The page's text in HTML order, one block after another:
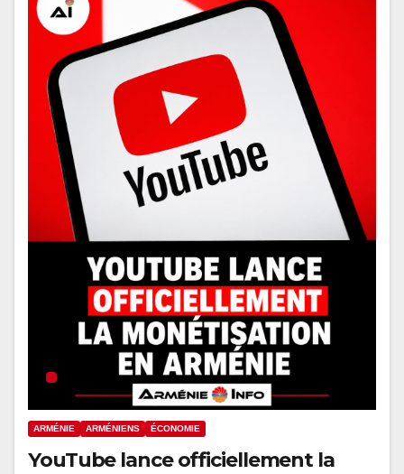
ARMÉNIE ARMÉNIENS ÉCONOMIE
YouTube lance officiellement la